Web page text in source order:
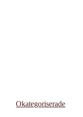
Okategoriserade